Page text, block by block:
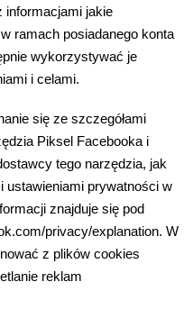
informacjami jakie
ramach posiadanego konta
pnie wykorzystywać je
i celami.
sięze szczegółami
ędzia Piksel Facebooka i
tego narzędzia, jak
ustawieniami prywatności w
znajduje się pod
privacy/explanation. W
ćz plików cookies
reklam